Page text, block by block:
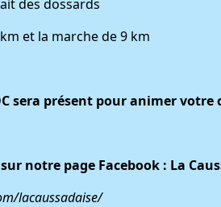
des dossards
et la marche de 9 km
sera présent pour animer votre
notre page Facebook : La
lacaussadaise/